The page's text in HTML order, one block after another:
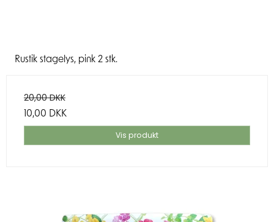
Rustik stagelys, pink 2 stk.
20,00 DKK
10,00 DKK
Vis produkt